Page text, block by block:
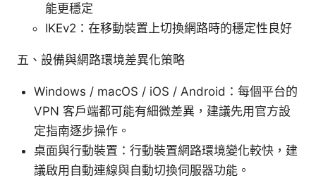
能更穩定
IKEv2：在移動裝置上切換網路時的穩定性良好
五、設備與網路環境差異化策略
Windows / macOS / iOS / Android：每個平台的
VPN 客戶端都可能有細微差異，建議先用官方設
定指南逐步操作。
桌面與行動裝置：行動裝置網路環境變化較快，建
議啟用自動連線與自動切換伺服器功能。